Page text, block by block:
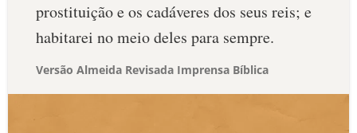
prostituição e os cadáveres dos seus reis; e
habitarei no meio deles para sempre.
Versão Almeida Revisada Imprensa Bíblica